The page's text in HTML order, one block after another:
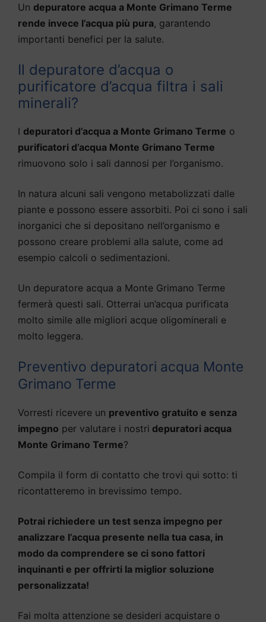
Un depuratore acqua a Monte Grimano Terme
rende invece l’acqua più pura, garantendo
importanti benefici per la salute.
Il depuratore d’acqua o
purificatore d’acqua filtra i sali
minerali?
I depuratori d’acqua a Monte Grimano Terme o
purificatori d’acqua Monte Grimano Terme
rimuovono solo i sali dannosi per l’organismo.
In natura alcuni sali vengono metabolizzati dalle
piante e possono essere assorbiti. Poi ci sono i sali
inorganici che si depositano nell’organismo e
possono creare problemi alla salute, come ad
esempio calcoli o sedimentazioni.
Un depuratore acqua a Monte Grimano Terme
fermerà questi sali. Otterrai un’acqua purificata
molto simile alle migliori acque oligominerali e
molto leggera.
Preventivo depuratori acqua Monte
Grimano Terme
Vorresti ricevere un preventivo gratuito e senza
impegno per valutare i nostri depuratori acqua
Monte Grimano Terme?
Compila il form di contatto che trovi qui sotto: ti
ricontatteremo in brevissimo tempo.
Potrai richiedere un test senza impegno per
analizzare l’acqua presente nella tua casa, in
modo da comprendere se ci sono fattori
inquinanti e per offrirti la miglior soluzione
personalizzata!
Fai molta attenzione se desideri acquistare o